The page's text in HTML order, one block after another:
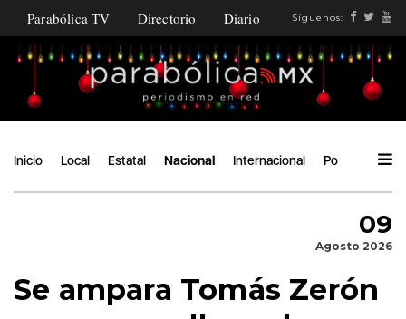
Parabólica TV Directorio Diario Síguenos:
Inicio Local Estatal Nacional Internacional Política
09
Agosto 2026
Se ampara Tomás Zerón